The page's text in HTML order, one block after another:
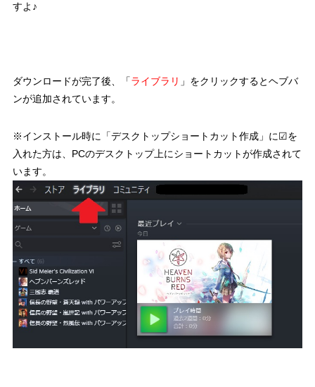
すよ♪
ダウンロードが完了後、「ライブラリ 」をクリックするとヘブバ
ンが追加されています。
※インストール時に「デスクトップショートカット作成」に☑を
入れた方は、PCのデスクトップ上にショートカットが作成されて
います。